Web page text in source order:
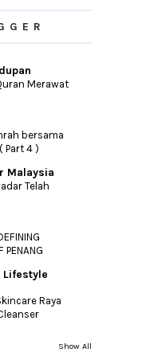
Merawat
bersama
Part 4 )
Malaysia
Telah
PENANG
Lifestyle
Raya
Show All